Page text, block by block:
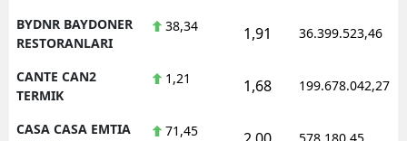
BYDNR BAYDONER
RESTORANLARI
38,34 1,91 36.399.523,46
CANTE CAN2
TERMIK
1,21 1,68 199.678.042,27
CASA CASA EMTIA
71,45